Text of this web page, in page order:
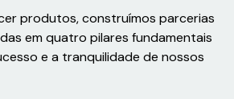
produtos, construímos parcerias
em quatro pilares fundamentais
e a tranquilidade de nossos